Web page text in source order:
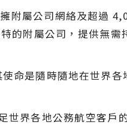
屬公司網絡及超過
的附屬公司，提供無
命是隨時隨地在世界
界各地公務航空客戶